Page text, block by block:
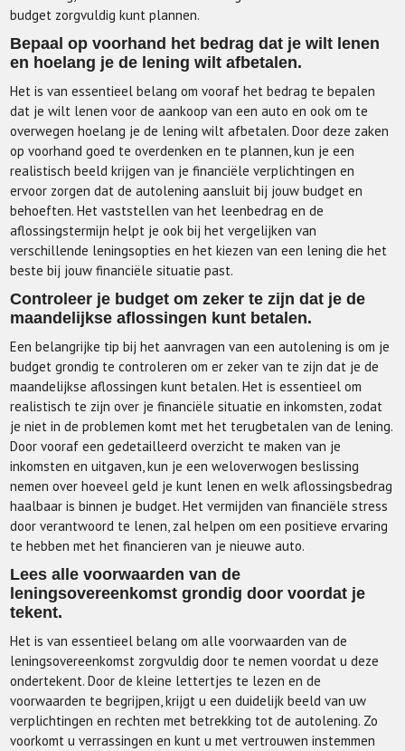
budget zorgvuldig kunt plannen.
Bepaal op voorhand het bedrag dat je wilt lenen
en hoelang je de lening wilt afbetalen.
Het is van essentieel belang om vooraf het bedrag te bepalen
dat je wilt lenen voor de aankoop van een auto en ook om te
overwegen hoelang je de lening wilt afbetalen. Door deze zaken
op voorhand goed te overdenken en te plannen, kun je een
realistisch beeld krijgen van je financiële verplichtingen en
ervoor zorgen dat de autolening aansluit bij jouw budget en
behoeften. Het vaststellen van het leenbedrag en de
aflossingstermijn helpt je ook bij het vergelijken van
verschillende leningsopties en het kiezen van een lening die het
beste bij jouw financiële situatie past.
Controleer je budget om zeker te zijn dat je de
maandelijkse aflossingen kunt betalen.
Een belangrijke tip bij het aanvragen van een autolening is om je
budget grondig te controleren om er zeker van te zijn dat je de
maandelijkse aflossingen kunt betalen. Het is essentieel om
realistisch te zijn over je financiële situatie en inkomsten, zodat
je niet in de problemen komt met het terugbetalen van de lening.
Door vooraf een gedetailleerd overzicht te maken van je
inkomsten en uitgaven, kun je een weloverwogen beslissing
nemen over hoeveel geld je kunt lenen en welk aflossingsbedrag
haalbaar is binnen je budget. Het vermijden van financiële stress
door verantwoord te lenen, zal helpen om een positieve ervaring
te hebben met het financieren van je nieuwe auto.
Lees alle voorwaarden van de
leningsovereenkomst grondig door voordat je
tekent.
Het is van essentieel belang om alle voorwaarden van de
leningsovereenkomst zorgvuldig door te nemen voordat u deze
ondertekent. Door de kleine lettertjes te lezen en de
voorwaarden te begrijpen, krijgt u een duidelijk beeld van uw
verplichtingen en rechten met betrekking tot de autolening. Zo
voorkomt u verrassingen en kunt u met vertrouwen instemmen